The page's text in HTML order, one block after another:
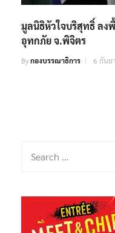
มูลนิธิหัวใจบริสุทธิ์ ล
อุทกภัย จ.พิจิตร
Byกองบรรณาธิการ 6 กันย